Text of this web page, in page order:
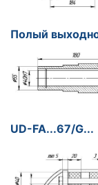
Полый
UD-FA...67/G...